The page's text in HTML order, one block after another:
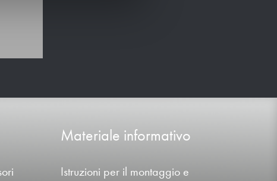
Materiale informativo
Istruzioni per il montaggio e